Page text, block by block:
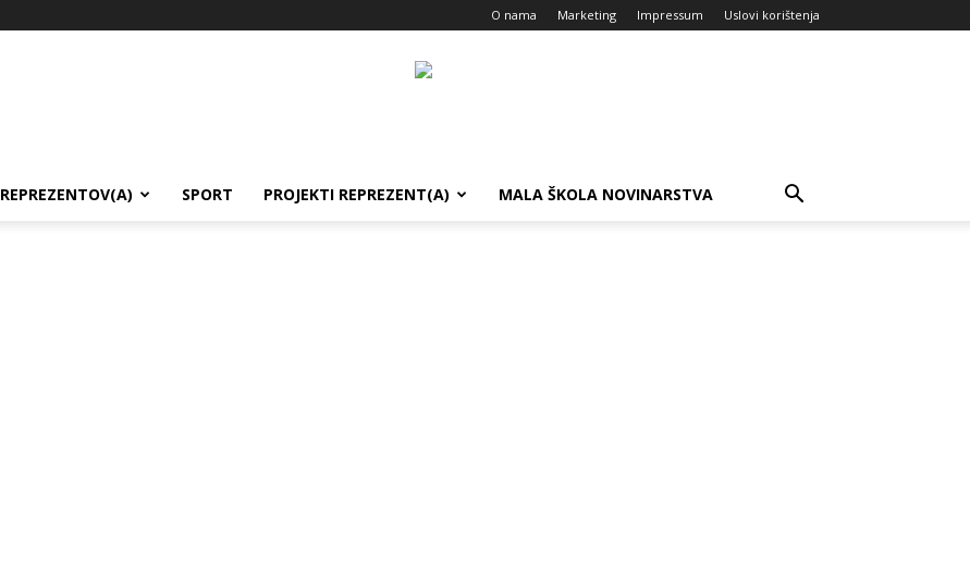
O nama Marketing Impressum Uslovi korištenja
REPREZENTOV(A) SPORT PROJEKTI REPREZENT(A) MALA ŠKOLA NOVINARSTVA